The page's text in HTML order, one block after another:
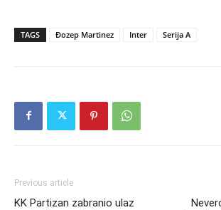
TAGS Đozep Martinez Inter Serija A
Previous article
KK Partizan zabranio ulaz